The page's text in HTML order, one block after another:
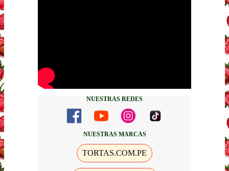
NUESTRAS REDES
NUESTRAS MARCAS
TORTAS.COM.PE